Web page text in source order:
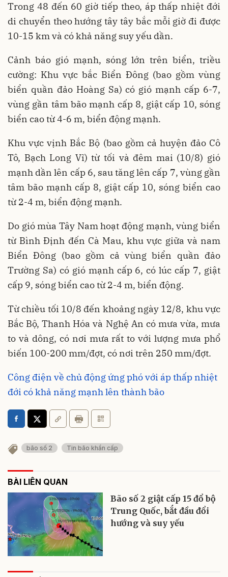
Trong 48 đến 60 giờ tiếp theo, áp thấp nhiệt đới
di chuyển theo hướng tây tây bắc mỗi giờ đi được
10-15 km và có khả năng suy yếu dần.
Cảnh báo gió mạnh, sóng lớn trên biển, triều
cường: Khu vực bắc Biển Đông (bao gồm vùng
biển quần đảo Hoàng Sa) có gió mạnh cấp 6-7,
vùng gần tâm bão mạnh cấp 8, giật cấp 10, sóng
biển cao từ 4-6 m, biển động mạnh.
Khu vực vịnh Bắc Bộ (bao gồm cả huyện đảo Cô
Tô, Bạch Long Vĩ) từ tối và đêm mai (10/8) gió
mạnh dần lên cấp 6, sau tăng lên cấp 7, vùng gần
tâm bão mạnh cấp 8, giật cấp 10, sóng biển cao
từ 2-4 m, biển động mạnh.
Do gió mùa Tây Nam hoạt động mạnh, vùng biển
từ Bình Định đến Cà Mau, khu vực giữa và nam
Biển Đông (bao gồm cả vùng biển quần đảo
Trường Sa) có gió mạnh cấp 6, có lúc cấp 7, giật
cấp 9, sóng biển cao từ 2-4 m, biển động.
Từ chiều tối 10/8 đến khoảng ngày 12/8, khu vực
Bắc Bộ, Thanh Hóa và Nghệ An có mưa vừa, mưa
to và dông, có nơi mưa rất to với lượng mưa phổ
biến 100-200 mm/đợt, có nơi trên 250 mm/đợt.
Công điện về chủ động ứng phó với áp thấp nhiệt
đới có khả năng mạnh lên thành bão
bão số 2 Tin bão khẩn cấp
BÀI LIÊN QUAN
Bão số 2 giật cấp 15 đổ bộ
Trung Quốc, bắt đầu đổi
hướng và suy yếu